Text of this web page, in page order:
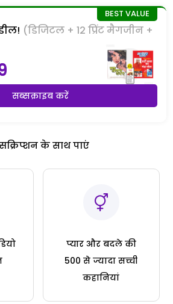
(डिजिटल + 12 प्रिंट मैगजीन +
सब्सक्राइब करें
के साथ पाएं
प्यार और बदले की
500 से ज्यादा सच्ची
कहानियां